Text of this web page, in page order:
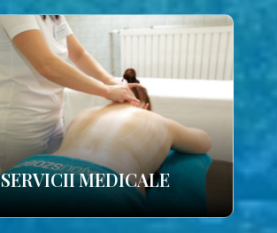
SERVICII MEDICALE